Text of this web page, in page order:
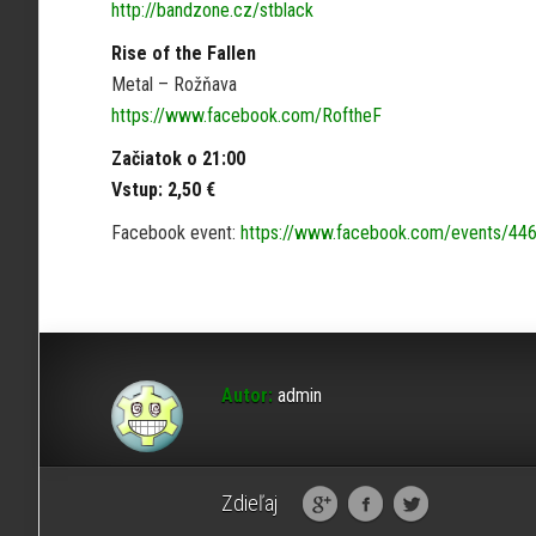
http://bandzone.cz/stblack
Rise of the Fallen
Metal – Rožňava
https://www.facebook.com/RoftheF
Začiatok o 21:00
Vstup: 2,50 €
Facebook event: https://www.facebook.com/events/
Autor: admin
Zdieľaj